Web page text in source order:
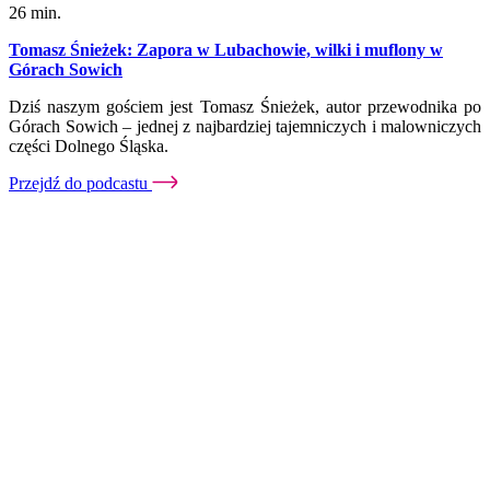
26 min.
Tomasz Śnieżek: Zapora w Lubachowie, wilki i muflony w
Górach Sowich
Dziś naszym gościem jest Tomasz Śnieżek, autor przewodnika po
Górach Sowich – jednej z najbardziej tajemniczych i malowniczych
części Dolnego Śląska.
Przejdź do podcastu